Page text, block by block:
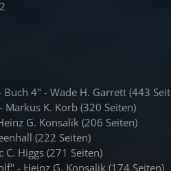
4" - Wade H. Garrett (443
K. Korb (320 Seiten)
G. Konsalik (206 Seiten)
(222 Seiten)
Higgs (271 Seiten)
- Heinz G. Konsalik (174 Seiten)